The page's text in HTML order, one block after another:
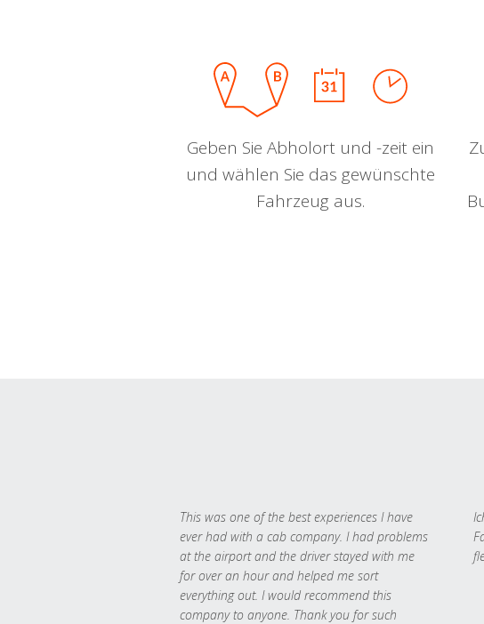
Geben Sie Abholort und -zeit ein
und wählen Sie das gewünschte
Fahrzeug aus.
This was one of the best experiences I have
ever had with a cab company. I had problems
at the airport and the driver stayed with me
for over an hour and helped me sort
everything out. I would recommend this
company to anyone. Thank you for such